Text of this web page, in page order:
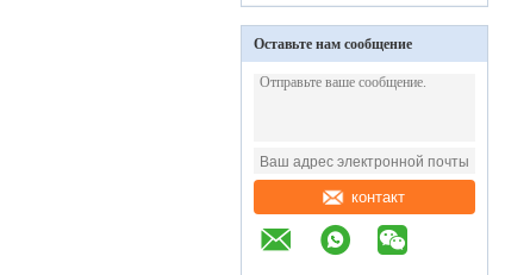
Оставьте нам сообщение
контакт